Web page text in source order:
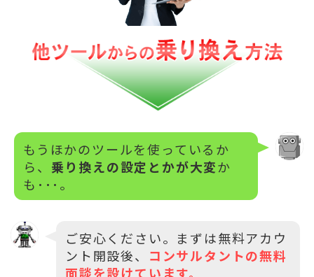
もうほかのツールを使っているか
ら、 乗り換えの設定とかが大変か
も･･･。
ご安心ください。まずは無料アカウ
ント開設後、 コンサルタントの無料
面談を設けています。